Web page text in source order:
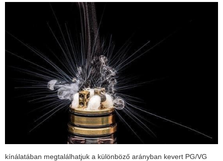
kínálatában megtalálhatjuk a különböző arányban kevert PG/VG